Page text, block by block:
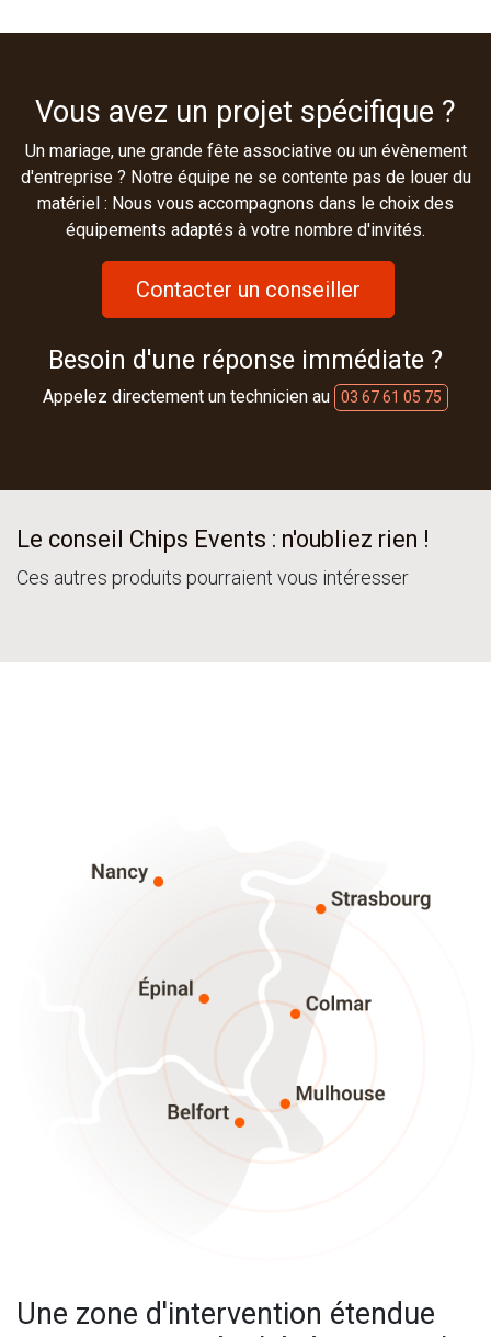
Vous avez un projet spécifique ?
Un mariage, une grande fête associative ou un évènement
d'entreprise ? Notre équipe ne se contente pas de louer du
matériel : Nous vous accompagnons dans le choix des
équipements adaptés à votre nombre d'invités.
Contacter un conseiller
Besoin d'une réponse immédiate ?
Appelez directement un technicien au 03 67 61 05 75
Le conseil Chips Events : n'oubliez rien !
Ces autres produits pourraient vous intéresser
Une zone d'intervention étendue